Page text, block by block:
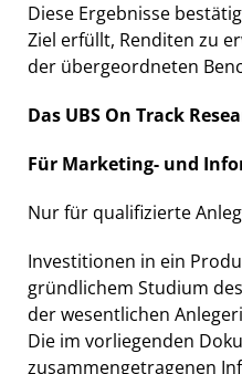
Diese Ergebnisse
Ziel erfüllt, Renditen zu
der übergeordneten
Das UBS On Track
Für Marketing- und
Nur für qualifizierte
Investitionen in ein
gründlichem Studium
der wesentlichen
Die im vorliegenden
zusammengetragenen